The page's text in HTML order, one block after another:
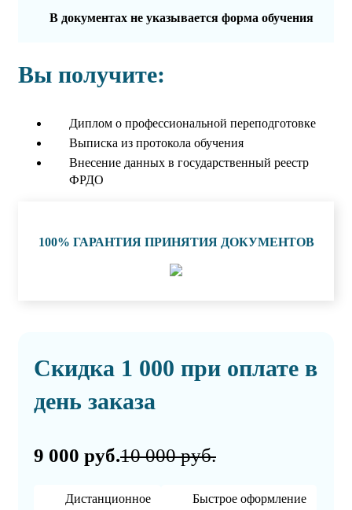
В документах не указывается форма обучения
Вы получите:
Диплом о профессиональной переподготовке
Выписка из протокола обучения
Внесение данных в государственный реестр
ФРДО
100% ГАРАНТИЯ ПРИНЯТИЯ ДОКУМЕНТОВ
Скидка 1 000 при оплате в
день заказа
9 000 руб.10 000 руб.
Дистанционное Быстрое оформление